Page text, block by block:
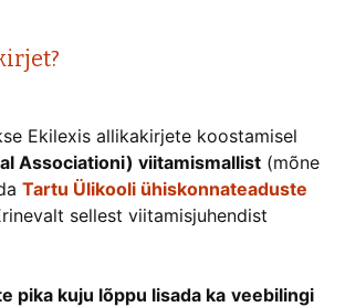
Ekilexis allikakirjete koostamisel
Associationi) viitamismallist (mõne
Tartu Ülikooli ühiskonnateaduste
sellest viitamisjuhendist
pika kuju lõppu lisada ka veebilingi